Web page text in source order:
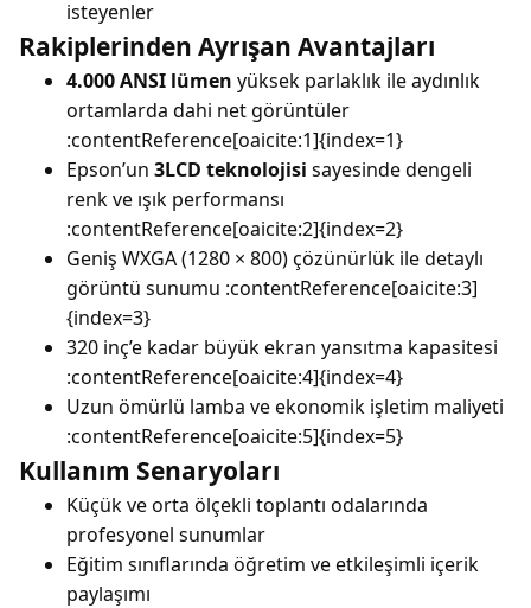
isteyenler
Rakiplerinden Ayrışan Avantajları
4.000 ANSI lümen yüksek parlaklık ile aydınlık
ortamlarda dahi net görüntüler
:contentReference[oaicite:1]{index=1}
Epson’un 3LCD teknolojisi sayesinde dengeli
renk ve ışık performansı
:contentReference[oaicite:2]{index=2}
Geniş WXGA (1280 × 800) çözünürlük ile detaylı
görüntü sunumu :contentReference[oaicite:3]
{index=3}
320 inç’e kadar büyük ekran yansıtma kapasitesi
:contentReference[oaicite:4]{index=4}
Uzun ömürlü lamba ve ekonomik işletim maliyeti
:contentReference[oaicite:5]{index=5}
Kullanım Senaryoları
Küçük ve orta ölçekli toplantı odalarında
profesyonel sunumlar
Eğitim sınıflarında öğretim ve etkileşimli içerik
paylaşımı